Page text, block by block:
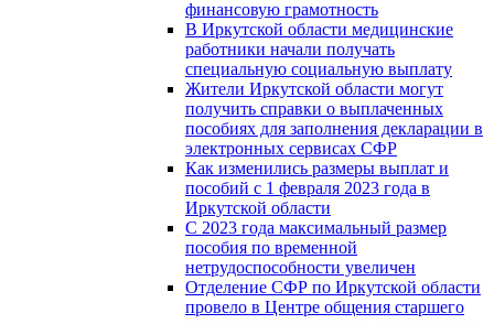
финансовую грамотность
В Иркутской области медицинские
работники начали получать
специальную социальную выплату
Жители Иркутской области могут
получить справки о выплаченных
пособиях для заполнения декларации в
электронных сервисах СФР
Как изменились размеры выплат и
пособий с 1 февраля 2023 года в
Иркутской области
С 2023 года максимальный размер
пособия по временной
нетрудоспособности увеличен
Отделение СФР по Иркутской области
провело в Центре общения старшего